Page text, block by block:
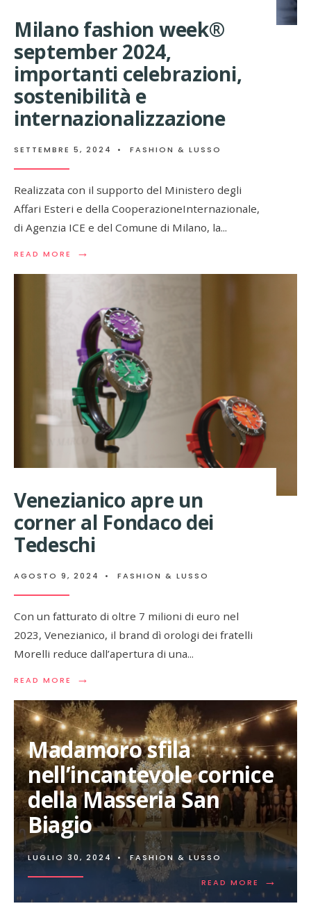
Milano fashion week®
september 2024,
importanti celebrazioni,
sostenibilità e
internazionalizzazione
SETTEMBRE 5, 2024 • FASHION & LUSSO
Realizzata con il supporto del Ministero degli
Affari Esteri e della CooperazioneInternazionale,
di Agenzia ICE e del Comune di Milano, la...
READ MORE →
READ
SEPTEMBER
2024,
IMPORTANTI
CELEBRAZIONI,
SOSTENIBILITÀ
INTERNAZIONALIZZAZIONE
Venezianico apre un
corner al Fondaco dei
Tedeschi
AGOSTO 9, 2024 • FASHION & LUSSO
Con un fatturato di oltre 7 milioni di euro nel
2023, Venezianico, il brand dì orologi dei fratelli
Morelli reduce dall’apertura di una...
READ MORE →
READ
VENEZIANICO
APRE
UN
CORNER
AL
FONDACO
DEI
TEDESCHI
Madamoro sfila
nell’incantevole cornice
della Masseria San
Biagio
LUGLIO 30, 2024 • FASHION & LUSSO
READ MORE →
READ
MORE: